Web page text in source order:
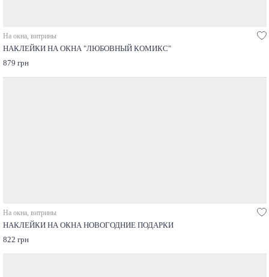
На окна, витрины
НАКЛЕЙКИ НА ОКНА "ЛЮБОВНЫЙ КОМИКС"
879 грн
На окна, витрины
НАКЛЕЙКИ НА ОКНА НОВОГОДНИЕ ПОДАРКИ
822 грн